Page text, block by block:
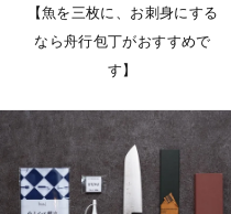
【魚を三枚に、お刺身にする
なら舟行包丁がおすすめで
す】